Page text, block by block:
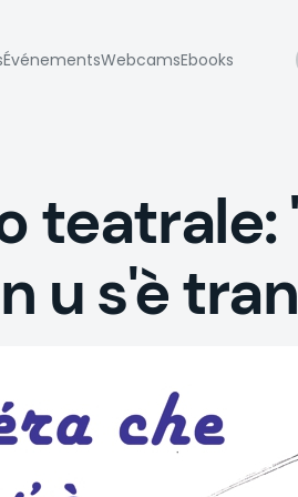
ÉvénementsWebcamsEbooks
teatrale:
u s'è